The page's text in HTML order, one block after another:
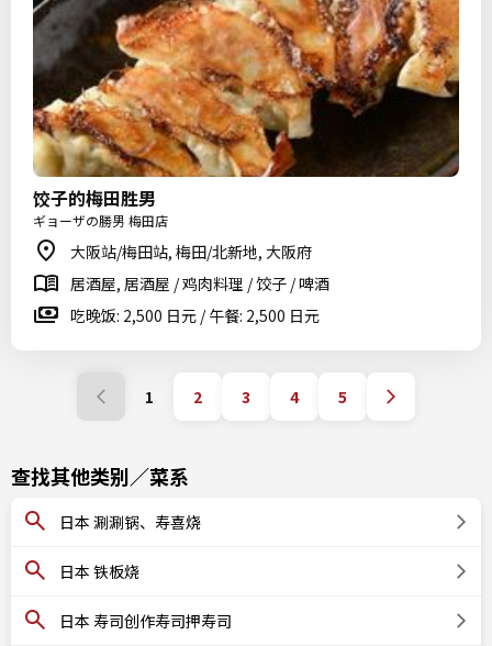
饺子的梅田胜男
ギョーザの勝男 梅田店
大阪站/梅田站, 梅田/北新地, 大阪府
居酒屋, 居酒屋 / 鸡肉料理 / 饺子 / 啤酒
吃晚饭: 2,500 日元 / 午餐: 2,500 日元
1 2 3 4 5
查找其他类别／菜系
日本 涮涮锅、寿喜烧
日本 铁板烧
日本 寿司创作寿司押寿司